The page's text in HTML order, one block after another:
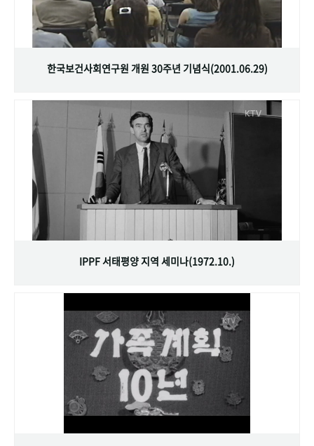
한국보건사회연구원 개원 30주년 기념식(2001.06.29)
IPPF 서태평양 지역 세미나(1972.10.)